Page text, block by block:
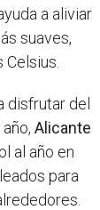
a aliviar
suaves,
disfrutar del
Alicante
al año en
para